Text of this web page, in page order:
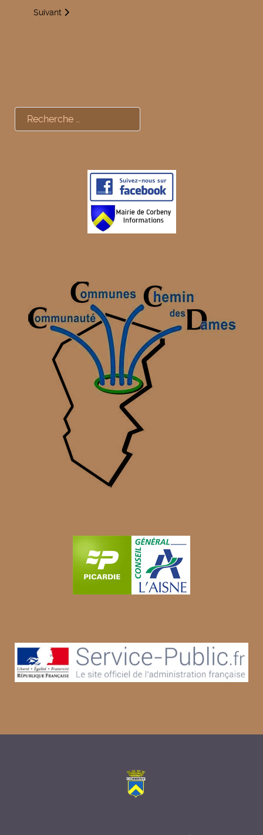
Article suivant : Bilan des résultats de l’année scolaire aux
Suivant
Rechercher